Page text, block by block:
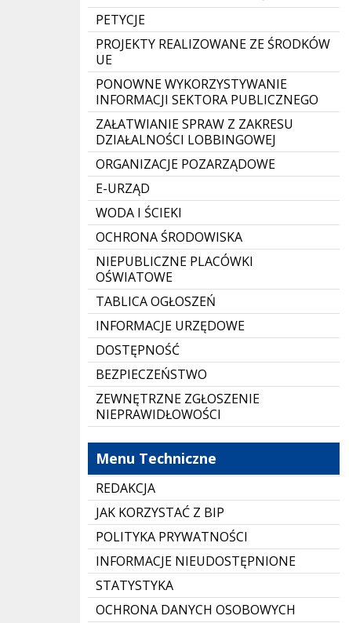
PETYCJE
PROJEKTY REALIZOWANE ZE ŚRODKÓW
UE
PONOWNE WYKORZYSTYWANIE
INFORMACJI SEKTORA PUBLICZNEGO
ZAŁATWIANIE SPRAW Z ZAKRESU
DZIAŁALNOŚCI LOBBINGOWEJ
ORGANIZACJE POZARZĄDOWE
E-URZĄD
WODA I ŚCIEKI
OCHRONA ŚRODOWISKA
NIEPUBLICZNE PLACÓWKI
OŚWIATOWE
TABLICA OGŁOSZEŃ
INFORMACJE URZĘDOWE
DOSTĘPNOŚĆ
BEZPIECZEŃSTWO
ZEWNĘTRZNE ZGŁOSZENIE
NIEPRAWIDŁOWOŚCI
Menu Techniczne
REDAKCJA
JAK KORZYSTAĆ Z BIP
POLITYKA PRYWATNOŚCI
INFORMACJE NIEUDOSTĘPNIONE
STATYSTYKA
OCHRONA DANYCH OSOBOWYCH